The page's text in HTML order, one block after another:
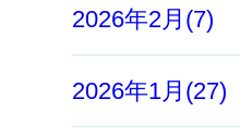
2026年2月(7)
2026年1月(27)